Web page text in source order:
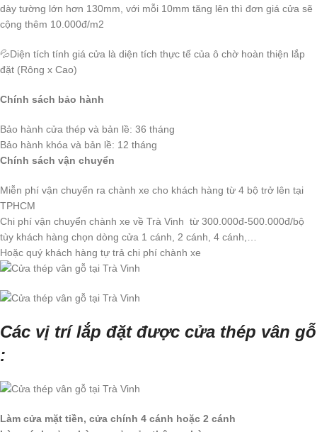
dày tường lớn hơn 130mm, với mỗi 10mm tăng lên thì đơn giá cửa sẽ
cộng thêm 10.000đ/m2
💦Diện tích tính giá cửa là diện tích thực tế của ô chờ hoàn thiện lắp
đặt (Rông x Cao)
Chính sách bảo hành
Bảo hành cửa thép và bản lề: 36 tháng
Bảo hành khóa và bản lề: 12 tháng
Chính sách vận chuyển
Miễn phí vận chuyển ra chành xe cho khách hàng từ 4 bộ trở lên tại
TPHCM
Chi phí vận chuyển chành xe về Trà Vinh từ 300.000đ-500.000đ/bộ
tùy khách hàng chọn dòng cửa 1 cánh, 2 cánh, 4 cánh,…
Hoặc quý khách hàng tự trả chi phí chành xe
Các vị trí lắp đặt được cửa thép vân gỗ
:
Làm cửa mặt tiền, cửa chính 4 cánh hoặc 2 cánh